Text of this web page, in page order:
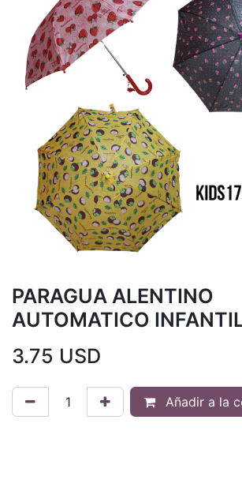
PARAGUA ALENTINO
AUTOMATICO
3.75 USD
Añadir a la